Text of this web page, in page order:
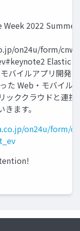
2022
on24u/form/
Elastic
バイルアプリ開発
た Web・モバイル
ッククラウドと連携
ます。
on24u/form/